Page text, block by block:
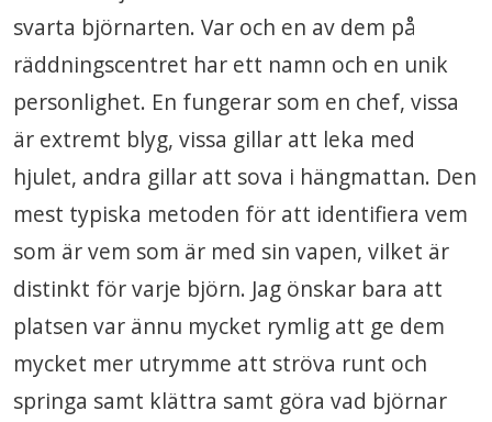
svarta björnarten. Var och en av dem på
räddningscentret har ett namn och en unik
personlighet. En fungerar som en chef, vissa
är extremt blyg, vissa gillar att leka med
hjulet, andra gillar att sova i hängmattan. Den
mest typiska metoden för att identifiera vem
som är vem som är med sin vapen, vilket är
distinkt för varje björn. Jag önskar bara att
platsen var ännu mycket rymlig att ge dem
mycket mer utrymme att ströva runt och
springa samt klättra samt göra vad björnar